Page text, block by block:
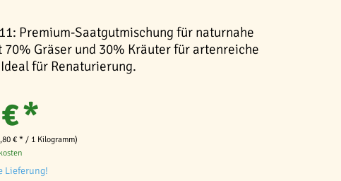
Premium-Saatgutmischung für naturnahe
Gräser und 30% Kräuter für artenreiche
für Renaturierung.
*
€ * / 1 Kilogramm)
Lieferung!